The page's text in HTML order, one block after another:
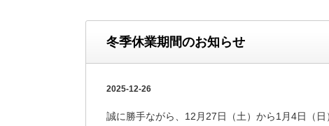
冬季休業期間のお知らせ
2025-12-26
誠に勝手ながら、12月27日（土）から1月4日（